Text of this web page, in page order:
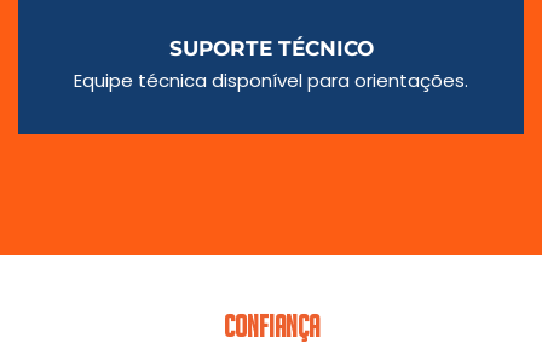
SUPORTE TÉCNICO
Equipe técnica disponível para orientações.
CONFIANÇA